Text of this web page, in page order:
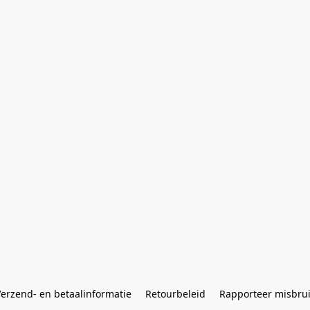
en betaalinformatie Retourbeleid Rapporteer